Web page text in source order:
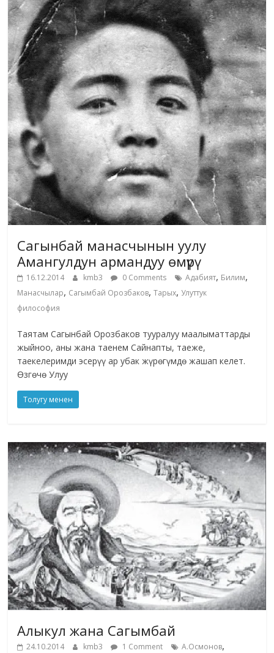
Сагынбай манасчынын уулу
Амангулдун армандуу өмүрү
16.12.2014 kmb3 0 Comments Адабият, Билим,
Манасчылар, Сагымбай Орозбаков,Тарых, Улуттук
философия
Таятам Сагынбай Орозбаков тууралуу маалыматтарды
жыйноо, аны жана таенем Сайнапты, таеже,
таекелеримди эсерүү ар убак жүрѳгүмдѳ жашап келет.
Ѳзгѳчѳ Улуу
Толугу менен
Алыкул жана Сагымбай
24.10.2014 kmb3 1 Comment А.Осмонов,